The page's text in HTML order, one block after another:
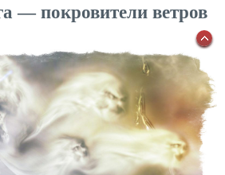
— покровители ветров